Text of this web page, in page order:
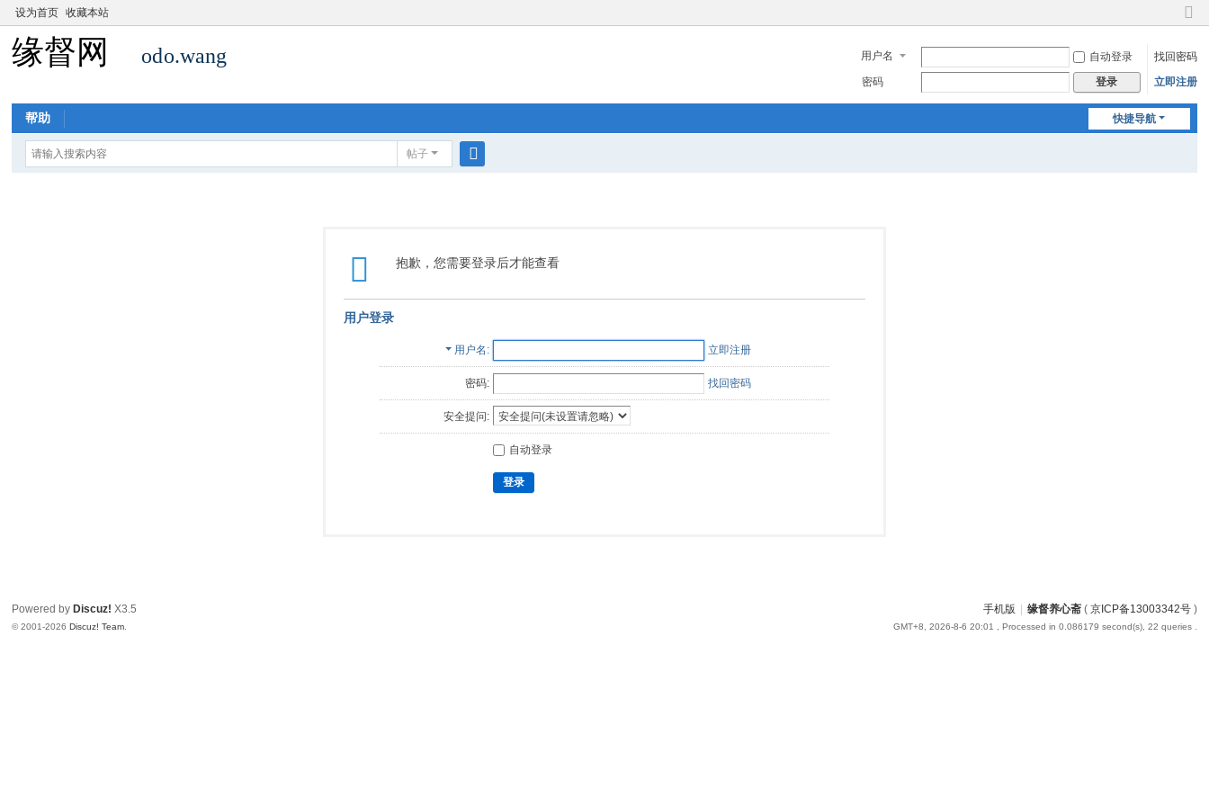
设为首页 收藏本站
切
到
窄
用户名 自动登录
找回密码
密码
登录 立即注册
快捷导航
帮助
帖子
抱歉，您需要登录后才能查看
用户登录
用户名 立即注册
密码: 找回密码
安全提问:
自动登录
登录
手机版 缘督养心斋( 京ICP备13003342号)
GMT+8, 2026-8-6 20:01 , Processed in 0.086179 second(s), 22 queries .
Powered by Discuz! X3.5
© 2001-2026Discuz! Team